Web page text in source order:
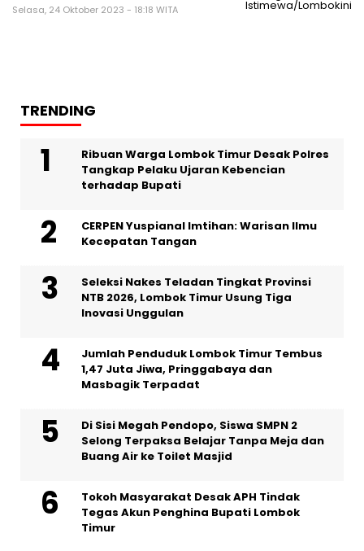
Selasa, 24 Oktober 2023 - 18:18 WITA
TRENDING
Ribuan Warga Lombok Timur Desak Polres
Tangkap Pelaku Ujaran Kebencian
terhadap Bupati
CERPEN Yuspianal Imtihan: Warisan Ilmu
Kecepatan Tangan
Seleksi Nakes Teladan Tingkat Provinsi
NTB 2026, Lombok Timur Usung Tiga
Inovasi Unggulan
Jumlah Penduduk Lombok Timur Tembus
1,47 Juta Jiwa, Pringgabaya dan
Masbagik Terpadat
Di Sisi Megah Pendopo, Siswa SMPN 2
Selong Terpaksa Belajar Tanpa Meja dan
Buang Air ke Toilet Masjid
Tokoh Masyarakat Desak APH Tindak
Tegas Akun Penghina Bupati Lombok
Timur